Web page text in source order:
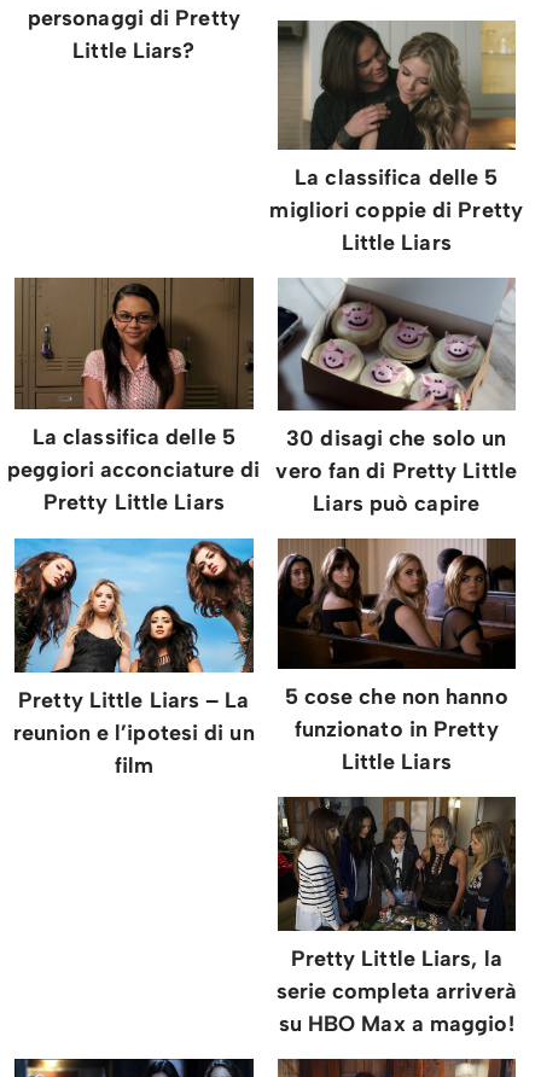
personaggi di Pretty
Little Liars?
La classifica delle 5
migliori coppie di Pretty
Little Liars
La classifica delle 5
peggiori acconciature di
Pretty Little Liars
30 disagi che solo un
vero fan di Pretty Little
Liars può capire
Pretty Little Liars – La
reunion e l’ipotesi di un
film
5 cose che non hanno
funzionato in Pretty
Little Liars
Pretty Little Liars, la
serie completa arriverà
su HBO Max a maggio!